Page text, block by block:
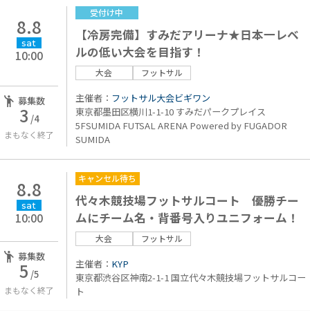
8.8
sat
10:00
募集数
3 /4
まもなく終了
受付け中
【冷房完備】すみだアリーナ★日本一レベ
ルの低い大会を目指す！
大会 フットサル
主催者： フットサル大会ビギワン
東京都墨田区横川1-1-10 すみだパークプレイス
5FSUMIDA FUTSAL ARENA Powered by FUGADOR
SUMIDA
8.8
sat
10:00
募集数
5 /5
まもなく終了
キャンセル待ち
代々木競技場フットサルコート 優勝チー
ムにチーム名・背番号入りユニフォーム！
大会 フットサル
主催者： KYP
東京都渋谷区神南2-1-1 国立代々木競技場フットサルコー
ト